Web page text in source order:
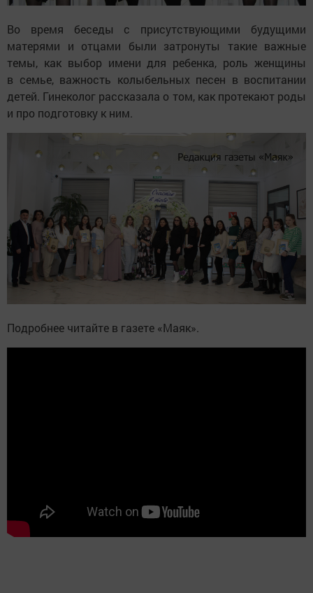
Во время беседы с присутствующими будущими
матерями и отцами были затронуты такие важные
темы, как выбор имени для ребенка, роль женщины
в семье, важность колыбельных песен в воспитании
детей. Гинеколог рассказала о том, как протекают роды
и про подготовку к ним.
Подробнее читайте в газете «Маяк».